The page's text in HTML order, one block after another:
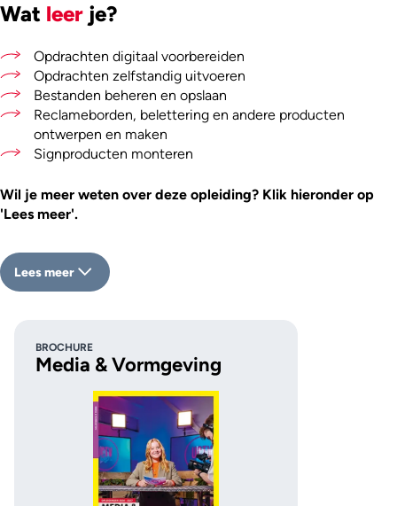
Wat leer je?
Opdrachten digitaal voorbereiden
Opdrachten zelfstandig uitvoeren
Bestanden beheren en opslaan
Reclameborden, belettering en andere producten
ontwerpen en maken
Signproducten monteren
Wil je meer weten over deze opleiding? Klik hieronder op
'Lees meer'.
Lees meer
BROCHURE
Media & Vormgeving